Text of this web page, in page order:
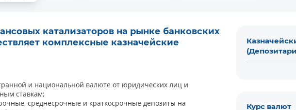
катализаторов на рынке банковских
комплексные казначейские
и национальной валюте от юридических лиц и
ставкам;
среднесрочные и краткосрочные депозиты на
Курс валют